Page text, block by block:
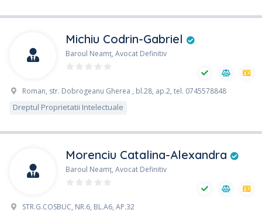
Michiu Codrin-Gabriel
Baroul Neamţ, Avocat Definitiv
Roman, str. Dobrogeanu Gherea , bl.28, ap.2, tel. 0745578848
Dreptul Proprietatii Intelectuale
Morenciu Catalina-Alexandra
Baroul Neamţ, Avocat Definitiv
STR.G.COSBUC, NR.6, BL.A6, AP.32